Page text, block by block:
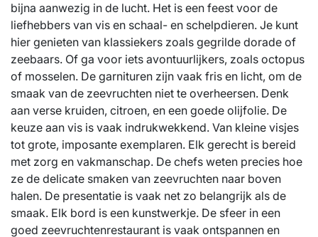
bijna aanwezig in de lucht. Het is een feest voor de
liefhebbers van vis en schaal- en schelpdieren. Je kunt
hier genieten van klassiekers zoals gegrilde dorade of
zeebaars. Of ga voor iets avontuurlijkers, zoals octopus
of mosselen. De garnituren zijn vaak fris en licht, om de
smaak van de zeevruchten niet te overheersen. Denk
aan verse kruiden, citroen, en een goede olijfolie. De
keuze aan vis is vaak indrukwekkend. Van kleine visjes
tot grote, imposante exemplaren. Elk gerecht is bereid
met zorg en vakmanschap. De chefs weten precies hoe
ze de delicate smaken van zeevruchten naar boven
halen. De presentatie is vaak net zo belangrijk als de
smaak. Elk bord is een kunstwerkje. De sfeer in een
goed zeevruchtenrestaurant is vaak ontspannen en